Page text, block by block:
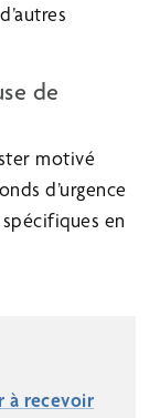
de
motivé
d’urgence
en
à recevoir